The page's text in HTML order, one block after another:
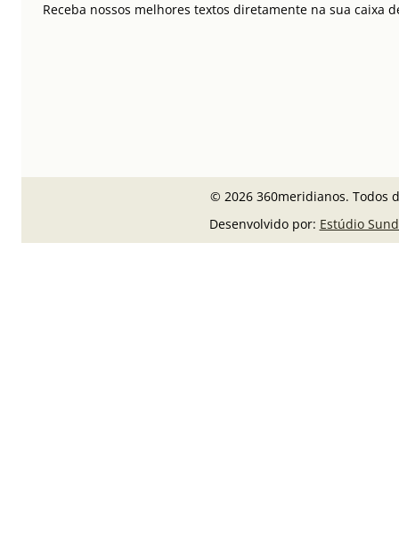
Receba nossos melhores textos diretamente na sua caixa
© 2026 360meridianos. Todos
Desenvolvido por: Estúdio